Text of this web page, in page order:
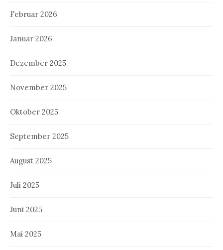
Februar 2026
Januar 2026
Dezember 2025
November 2025
Oktober 2025
September 2025
August 2025
Juli 2025
Juni 2025
Mai 2025